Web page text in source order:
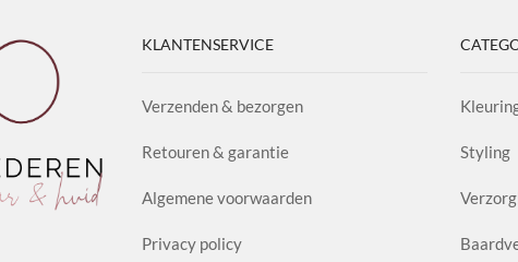
KLANTENSERVICE
Verzenden & bezorgen
Retouren & garantie
Algemene voorwaarden
Privacy policy
Styling